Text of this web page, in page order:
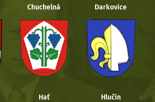
Chuchelná Darkovice
Hať Hlučín